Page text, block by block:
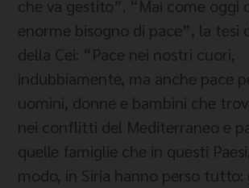
che va gestito”. “Mai come oggi
enorme bisogno di pace”, la tesi
della Cei: “Pace nei nostri cuori,
indubbiamente, ma anche pace
uomini, donne e bambini che
nei conflitti del Mediterraneo e
quelle famiglie che in questi
modo, in Siria hanno perso